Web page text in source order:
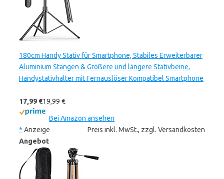
180cm Handy Stativ für Smartphone, Stabiles Erweiterbarer
Aluminium Stangen & Größere und längere Stativbeine,
Handystativhalter mit Fernauslöser Kompatibel Smartphone
17,99 €19,99 €
Bei Amazon ansehen
* Anzeige
Preis inkl. MwSt., zzgl. Versandkosten
Angebot